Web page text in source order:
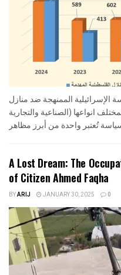
السياسة الإسرائيلية الممنهجة ضد منازل
انواعها (الصناعية والتجارية
A Lost Dream: The
of Citizen Ahmed Faqha
BYARIJ JANUARY 30, 2025 0